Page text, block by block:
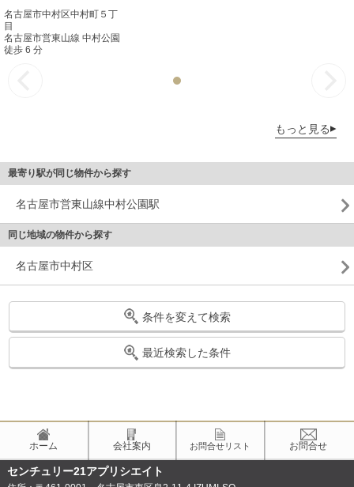
名古屋市中村区中村町５丁
目
名古屋市営東山線 中村公園
徒歩 6 分
もっと見る
最寄り駅が同じ物件から探す
名古屋市営東山線中村公園駅
同じ地域の物件から探す
名古屋市中村区
条件を変えて検索
最近検索した条件
ホーム 会社案内 お問合せリスト お問合せ
センチュリー21アプリシエイト